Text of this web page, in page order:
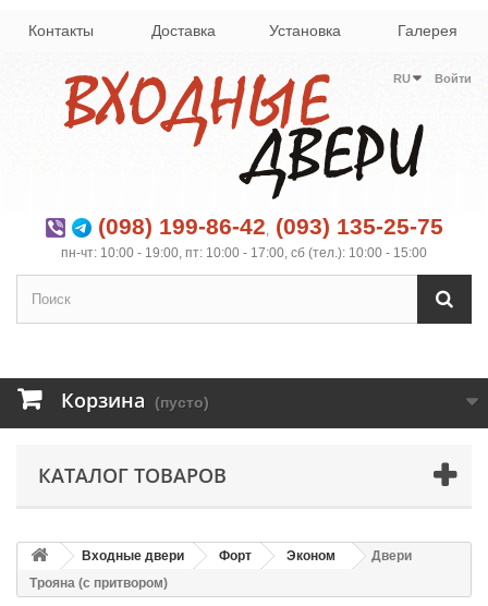
Контакты Доставка Установка Галерея
Войти
RU
(098) 199-86-42, (093) 135-25-75
пн-чт: 10:00 - 19:00, пт: 10:00 - 17:00, сб (тел.): 10:00 - 15:00
Корзина (пусто)
КАТАЛОГ ТОВАРОВ
Входные двери Форт Эконом
Двери
Трояна (с притвором)